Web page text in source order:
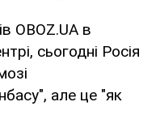
OBOZ.UA в
сьогодні Росія
але це "як